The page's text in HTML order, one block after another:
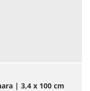
| 3,4 x 100 cm